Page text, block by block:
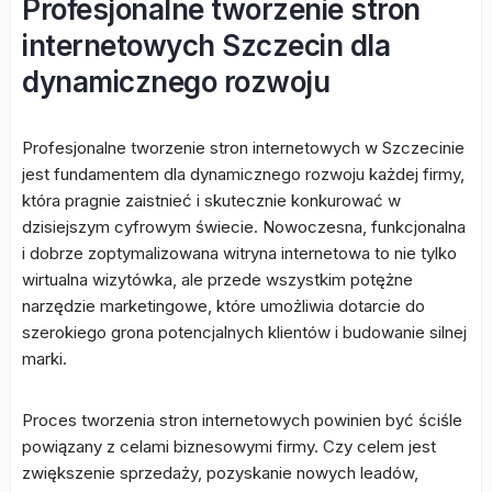
Profesjonalne tworzenie stron
internetowych Szczecin dla
dynamicznego rozwoju
Profesjonalne tworzenie stron internetowych w Szczecinie
jest fundamentem dla dynamicznego rozwoju każdej firmy,
która pragnie zaistnieć i skutecznie konkurować w
dzisiejszym cyfrowym świecie. Nowoczesna, funkcjonalna
i dobrze zoptymalizowana witryna internetowa to nie tylko
wirtualna wizytówka, ale przede wszystkim potężne
narzędzie marketingowe, które umożliwia dotarcie do
szerokiego grona potencjalnych klientów i budowanie silnej
marki.
Proces tworzenia stron internetowych powinien być ściśle
powiązany z celami biznesowymi firmy. Czy celem jest
zwiększenie sprzedaży, pozyskanie nowych leadów,